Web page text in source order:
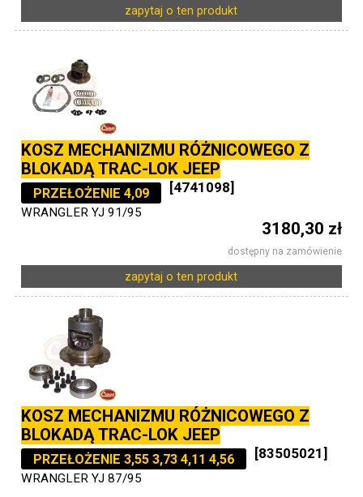
zapytaj o ten produkt
KOSZ MECHANIZMU RÓŻNICOWEGO Z
BLOKADĄ TRAC-LOK JEEP
PRZEŁOŻENIE 4,09 [4741098]
WRANGLER YJ 91/95
3180,30 zł
dostępny na zamówienie
zapytaj o ten produkt
KOSZ MECHANIZMU RÓŻNICOWEGO Z
BLOKADĄ TRAC-LOK JEEP
PRZEŁOŻENIE 3,55 3,73 4,11 4,56 [83505021]
WRANGLER YJ 87/95